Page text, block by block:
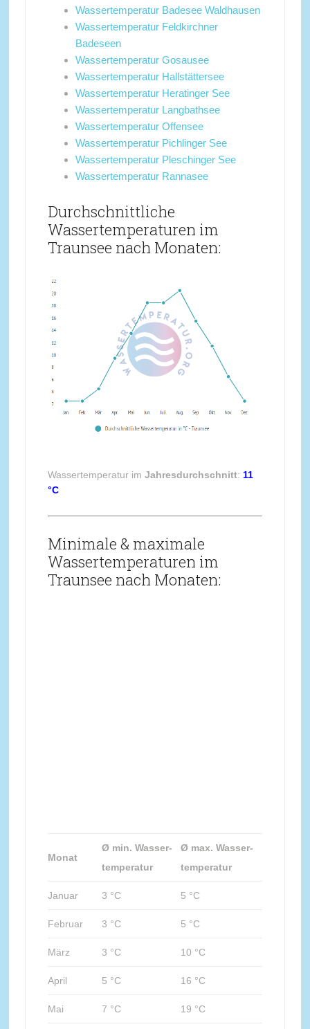
Wassertemperatur Badesee Waldhausen
Wassertemperatur Feldkirchner
Badeseen
Wassertemperatur Gosausee
Wassertemperatur Hallstättersee
Wassertemperatur Heratinger See
Wassertemperatur Langbathsee
Wassertemperatur Offensee
Wassertemperatur Pichlinger See
Wassertemperatur Pleschinger See
Wassertemperatur Rannasee
Durchschnittliche
Wassertemperaturen im
Traunsee nach Monaten:
Wassertemperatur im Jahresdurchschnitt: 11
°C
Minimale & maximale
Wassertemperaturen im
Traunsee nach Monaten:
Monat
Ø min. Wasser-
temperatur
Ø max. Wasser-
temperatur
Januar 3 °C 5 °C
Februar 3 °C 5 °C
März 3 °C 10 °C
April 5 °C 16 °C
Mai 7 °C 19 °C